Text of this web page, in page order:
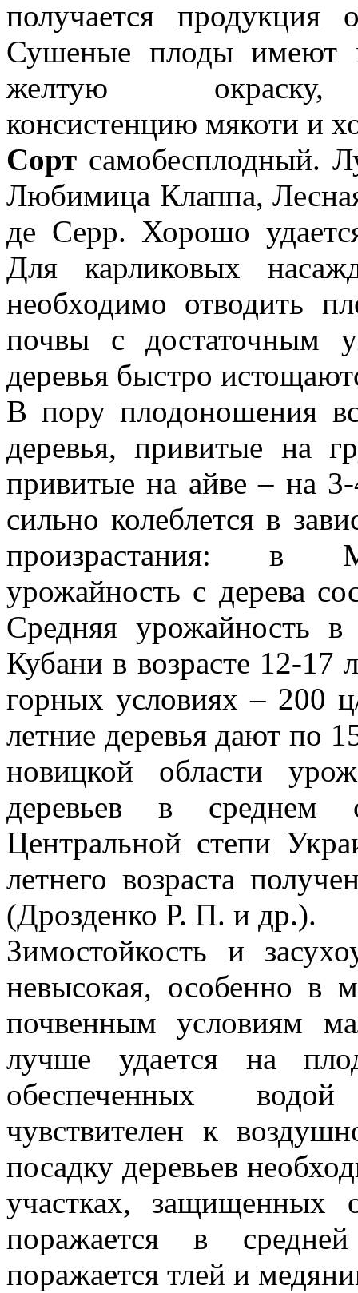
получается продукция
Сушеные плоды имеют
желтую окраску,
консистенцию мякоти и
Сорт самобесплодный.
Любимица Клаппа,
де Серр. Хорошо
Для карликовых
необходимо отводить
почвы с достаточным
деревья быстро
В пору плодоношения
деревья, привитые на
привитые на айве – на
сильно колеблется в
произрастания: в
урожайность с дерева
Средняя урожай­ность в
Кубани в возрасте 12-17
горных условиях – 200
летние деревья дают по
новицкой области
деревьев в среднем
Центральной степи
летнего возраста
(Дрозденко Р. П. и др.).
Зимостойкость и
невысокая, особенно в
почвенным условиям
лучше удается на
обеспеченных
чувствителен к
посадку деревьев
участках, защищен­ных
поражается в
поражается тлей и